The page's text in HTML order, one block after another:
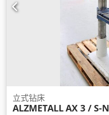
立式钻床
ALZMETALLAX 3 / S-N